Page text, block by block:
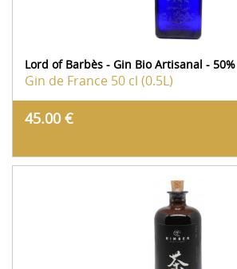
Lord of Barbès - Gin Bio Artisanal - 50%
Gin de France 50 cl (0.5L)
45.00 €